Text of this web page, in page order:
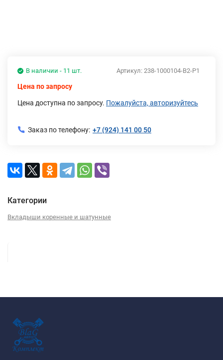
Артикул: 238-1000104-В2-Р1
В наличии - 11 шт.
Цена по запросу
Цена доступна по запросу. Пожалуйста, авторизуйтесь
Заказ по телефону: +7 (924) 141 00 50
Категории
Вкладыши коренные и шатунные